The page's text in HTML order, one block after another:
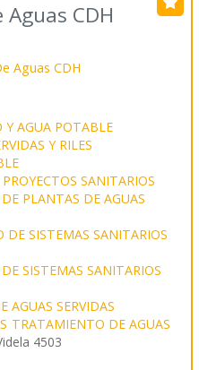
CDH
Y AGUA POTABLE
Y RILES
SANITARIOS
PLANTAS DE AGUAS
DE SISTEMAS SANITARIOS
SISTEMAS SANITARIOS
AGUAS SERVIDAS
TRATAMIENTO DE AGUAS
4503